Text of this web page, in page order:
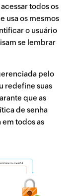
todos os
usa os mesmos
o usuário
se lembrar
pelo
redefine suas
que as
de senha
todos as